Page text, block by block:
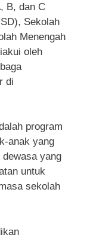
B, dan C
Sekolah
Menengah
oleh
di
program
anak yang
dewasa yang
untuk
sekolah